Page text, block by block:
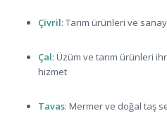
Çivril: Tarım ürünleri ve
Çal: Üzüm ve tarım ürünleri
hizmet
Tavas: Mermer ve doğal taş